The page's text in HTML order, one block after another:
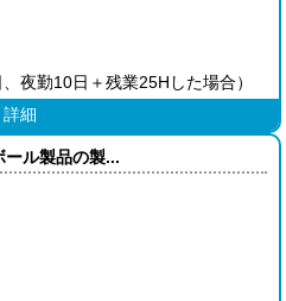
夜勤10日＋残業25Hした場合）
詳細
ール製品の製...